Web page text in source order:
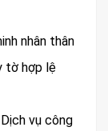
nhân thân
tờ hợp lệ
vụ công